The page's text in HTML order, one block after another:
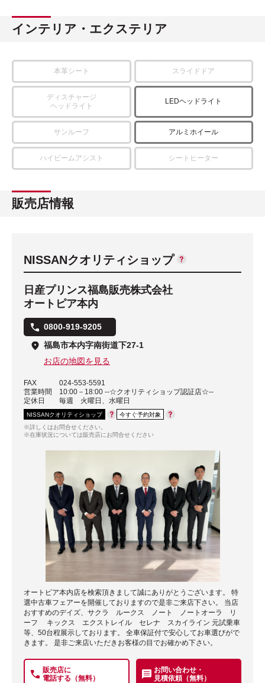
インテリア・エクステリア
本革シート スライドドア
ディスチャージ
ヘッドライト
LEDヘッドライト
サンルーフ アルミホイール
ハイビームアシスト シートヒーター
販売店情報
NISSANクオリティショップ
日産プリンス福島販売株式会社
オートピア本内
0800-919-9205
福島市本内字南街道下27-1
お店の地図を見る
FAX
024-553-5591
営業時間
10:00－18:00 --☆クオリティショップ認証店☆--
定休日
毎週 火曜日、水曜日
NISSANクオリティショップ
今すぐ予約対象
※詳しくはお問合せください。
※在庫状況については販売店にお問合せください
オートピア本内店を検索頂きまして誠にありがとうございます。 特
選中古車フェアーを開催しておりますので是非ご来店下さい。 当店
おすすめのデイズ、サクラ ルークス ノート ノートオーラ リ
ーフ キックス エクストレイル セレナ スカイライン 元試乗車
等、50台程展示しております。 全車保証付で安心してお車選びがで
きます。 是非ご来店いただきお客様の目でお確かめ下さい。
販売店に
電話する（無料）
お問い合わせ・
見積依頼（無料）